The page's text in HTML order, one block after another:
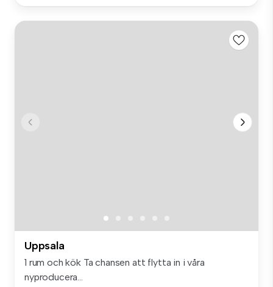
Uppsala
1 rum och kök Ta chansen att flytta in i våra
nyproducera...